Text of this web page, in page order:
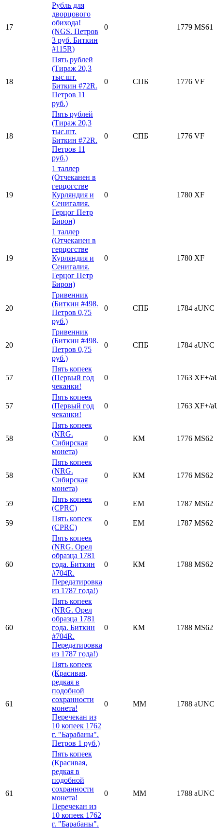
17
Рубль для
дворцового
обихода!
(NGS. Петров
3 руб. Биткин
#115R)
0 1779 MS61
18
Пять рублей
(Тираж 20,3
тыс.шт.
Биткин #72R.
Петров 11
руб.)
0 СПБ 1776 VF
18
Пять рублей
(Тираж 20,3
тыс.шт.
Биткин #72R.
Петров 11
руб.)
0 СПБ 1776 VF
19
1 таллер
(Отчеканен в
герцогстве
Курляндия и
Сенигалия.
Герцог Петр
Бирон)
0 1780 XF
19
1 таллер
(Отчеканен в
герцогстве
Курляндия и
Сенигалия.
Герцог Петр
Бирон)
0 1780 XF
20
Гривенник
(Биткин #498.
Петров 0,75
руб.)
0 СПБ 1784 aUNC
20
Гривенник
(Биткин #498.
Петров 0,75
руб.)
0 СПБ 1784 aUNC
57
Пять копеек
(Первый год
чеканки!
0 1763 XF+/
57
Пять копеек
(Первый год
чеканки!
0 1763 XF+/
58
Пять копеек
(NRG.
Сибирская
монета)
0 КМ 1776 MS62
58
Пять копеек
(NRG.
Сибирская
монета)
0 КМ 1776 MS62
59
Пять копеек
(CPRC)
0 ЕМ 1787 MS62
59
Пять копеек
(CPRC)
0 ЕМ 1787 MS62
60
Пять копеек
(NRG. Орел
образца 1781
года. Биткин
#704R.
Передатировка
из 1787 года!)
0 КМ 1788 MS62
60
Пять копеек
(NRG. Орел
образца 1781
года. Биткин
#704R.
Передатировка
из 1787 года!)
0 КМ 1788 MS62
61
Пять копеек
(Красивая,
редкая в
подобной
сохранности
монета!
Перечекан из
10 копеек 1762
г. "Барабаны".
Петров 1 руб.)
0 ММ 1788 aUNC
61
Пять копеек
(Красивая,
редкая в
подобной
сохранности
монета!
Перечекан из
10 копеек 1762
г. "Барабаны".
0 ММ 1788 aUNC